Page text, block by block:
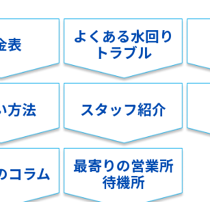
表
よくある水回り
トラブル
方法 スタッフ紹介
コラム
最寄りの営業所
待機所